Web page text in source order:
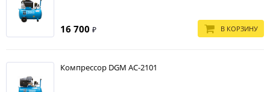
Дополнительные преимущества включают полное послепродажное
обслуживание, наличие запасных частей и расходных материалов, а
также удобные условия доставки и установки оборудования. Эти
факторы делают МАГИМЭКС предпочтительным выбором для
16 700 ₽ В КОРЗИНУ
Компрессор DGM AC-2101